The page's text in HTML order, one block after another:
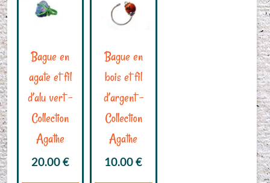
Bague en
agate et fil
d’alu vert –
Collection
Agathe
20.00€
Bague en
bois et fil
d’argent –
Collection
Agathe
10.00€